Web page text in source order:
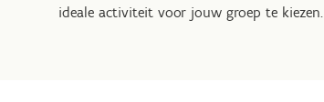
ideale activiteit voor jouw groep te kiezen.